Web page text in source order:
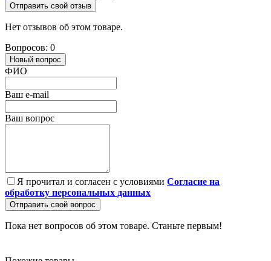
Отправить свой отзыв
Нет отзывов об этом товаре.
Вопросов: 0
Новый вопрос
ФИО
Ваш e-mail
Ваш вопрос
Я прочитал и согласен с условиями Согласие на
обработку персональных данных
Отправить свой вопрос
Пока нет вопросов об этом товаре. Станьте первым!